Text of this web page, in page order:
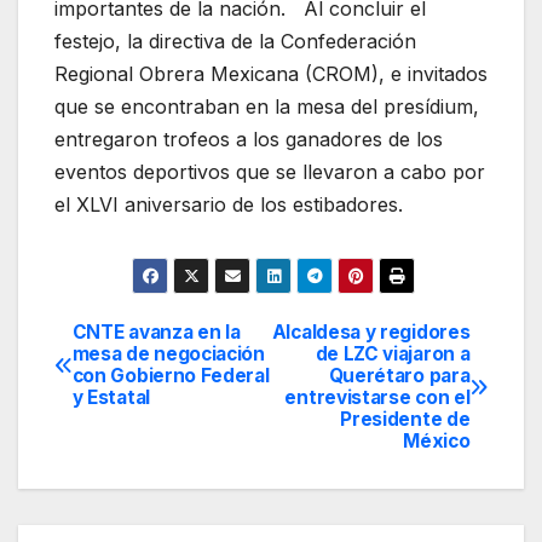
importantes de la nación. Al concluir el
festejo, la directiva de la Confederación
Regional Obrera Mexicana (CROM), e invitados
que se encontraban en la mesa del presídium,
entregaron trofeos a los ganadores de los
eventos deportivos que se llevaron a cabo por
el XLVI aniversario de los estibadores.
Navegación
de
Alcaldesa y regidores
de LZC viajaron a
Querétaro para
entrevistarse con el
Presidente de
México
CNTE avanza en la
mesa de negociación
con Gobierno Federal
y Estatal